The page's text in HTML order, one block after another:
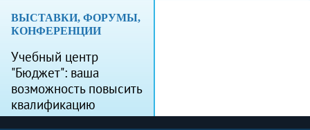
ВЫСТАВКИ, ФОРУМЫ,
КОНФЕРЕНЦИИ
Учебный центр
"Бюджет": ваша
возможность повысить
квалификацию